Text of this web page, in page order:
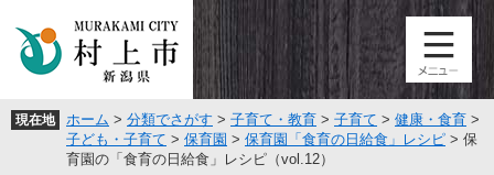
頭
飛現在地 ホーム > 分類でさがす > 子育て・教育 > 子育て > 健康・食育 >
子ども・子育て > 保育園 > 保育園「食育の日給食」レシピ > 保
育園の「食育の日給食」レシピ（vol.12）